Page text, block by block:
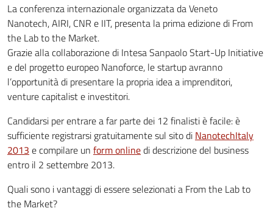
La conferenza internazionale organizzata da Veneto
Nanotech, AIRI, CNR e IIT, presenta la prima edizione di From
the Lab to the Market.
Grazie alla collaborazione di Intesa Sanpaolo Start-Up Initiative
e del progetto europeo Nanoforce, le startup avranno
l’opportunità di presentare la propria idea a imprenditori,
venture capitalist e investitori.
Candidarsi per entrare a far parte dei 12 finalisti è facile: è
sufficiente registrarsi gratuitamente sul sito di NanotechItaly
2013 e compilare un form onlinedi descrizione del business
entro il 2 settembre 2013.
Quali sono i vantaggi di essere selezionati a From the Lab to
the Market?